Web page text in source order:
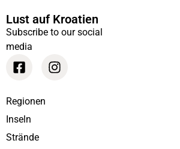
Lust auf Kroatien
Subscribe to our social
media
Regionen
Inseln
Strände